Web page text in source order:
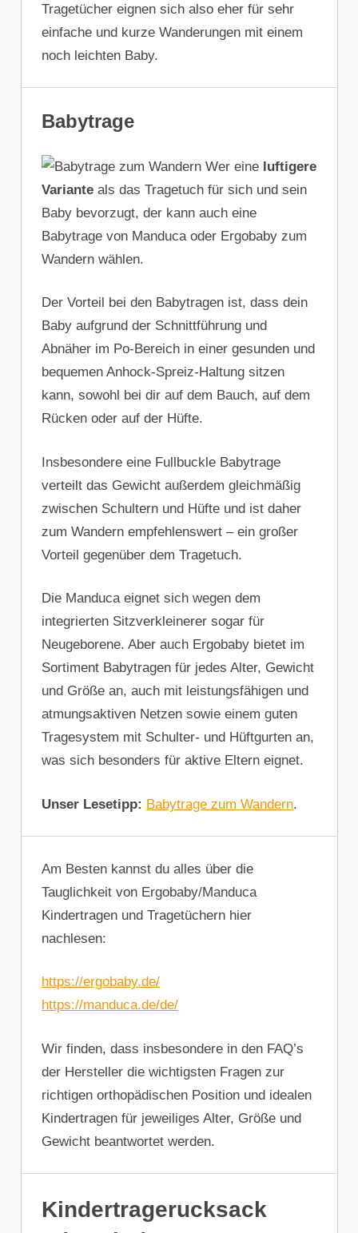
Tragetücher eignen sich also eher für sehr
einfache und kurze Wanderungen mit einem
noch leichten Baby.
Babytrage
Wer eine luftigere
Variante als das Tragetuch für sich und sein
Baby bevorzugt, der kann auch eine
Babytrage von Manduca oder Ergobaby zum
Wandern wählen.
Der Vorteil bei den Babytragen ist, dass dein
Baby aufgrund der Schnittführung und
Abnäher im Po-Bereich in einer gesunden und
bequemen Anhock-Spreiz-Haltung sitzen
kann, sowohl bei dir auf dem Bauch, auf dem
Rücken oder auf der Hüfte.
Insbesondere eine Fullbuckle Babytrage
verteilt das Gewicht außerdem gleichmäßig
zwischen Schultern und Hüfte und ist daher
zum Wandern empfehlenswert – ein großer
Vorteil gegenüber dem Tragetuch.
Die Manduca eignet sich wegen dem
integrierten Sitzverkleinerer sogar für
Neugeborene. Aber auch Ergobaby bietet im
Sortiment Babytragen für jedes Alter, Gewicht
und Größe an, auch mit leistungsfähigen und
atmungsaktiven Netzen sowie einem guten
Tragesystem mit Schulter- und Hüftgurten an,
was sich besonders für aktive Eltern eignet.
Unser Lesetipp: Babytrage zum Wandern.
Am Besten kannst du alles über die
Tauglichkeit von Ergobaby/Manduca
Kindertragen und Tragetüchern hier
nachlesen:
https://ergobaby.de/
https://manduca.de/de/
Wir finden, dass insbesondere in den FAQ’s
der Hersteller die wichtigsten Fragen zur
richtigen orthopädischen Position und idealen
Kindertragen für jeweiliges Alter, Größe und
Gewicht beantwortet werden.
Kindertragerucksack